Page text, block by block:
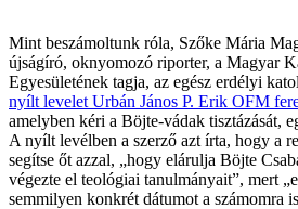
Mint beszámoltunk róla, Szőke Mária
újságíró, oknyomozó riporter, a Magyar
Egyesületének tagja, az egész erdélyi
nyílt levelet Urbán János P. Erik OFM
amelyben kéri a Böjte-vádak tisztázását,
A nyílt levélben a szerző azt írta, hogy a
segítse őt azzal, „hogy elárulja Böjte
végezte el teológiai tanulmányait”, mert
semmilyen konkrét dátumot a számomra